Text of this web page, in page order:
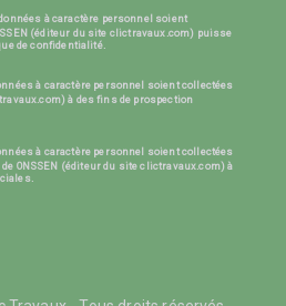
à caractère personnel soient
(éditeur du site clictravaux.com) puisse
de confidentialité.
à caractère personnel soient collectées
à des fins de prospection
à caractère personnel soient collectées
ONSSEN (éditeur du site clictravaux.com) à